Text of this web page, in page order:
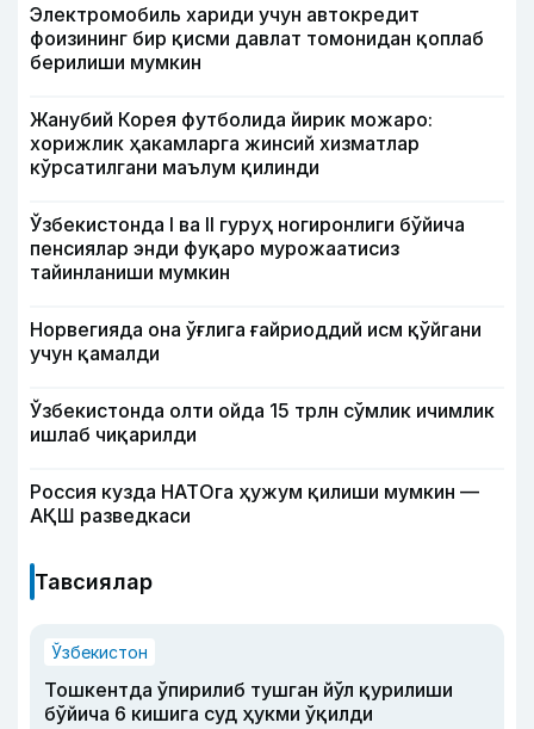
Электромобиль хариди учун автокредит
фоизининг бир қисми давлат томонидан қоплаб
берилиши мумкин
Жанубий Корея футболида йирик можаро:
хорижлик ҳакамларга жинсий хизматлар
кўрсатилгани маълум қилинди
Ўзбекистонда I ва II гуруҳ ногиронлиги бўйича
пенсиялар энди фуқаро мурожаатисиз
тайинланиши мумкин
Норвегияда она ўғлига ғайриоддий исм қўйгани
учун қамалди
Ўзбекистонда олти ойда 15 трлн сўмлик ичимлик
ишлаб чиқарилди
Россия кузда НАТОга ҳужум қилиши мумкин —
АҚШ разведкаси
Тавсиялар
Ўзбекистон
Тошкентда ўпирилиб тушган йўл қурилиши
бўйича 6 кишига суд ҳукми ўқилди